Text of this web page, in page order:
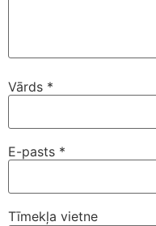
Vārds *
E-pasts *
Tīmekļa vietne